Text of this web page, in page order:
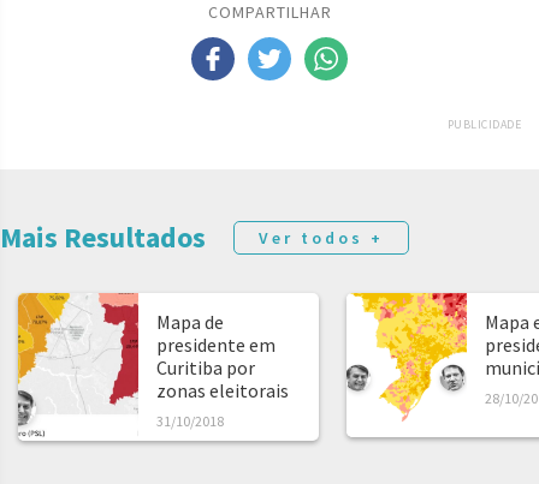
COMPARTILHAR
PUBLICIDADE
Mais Resultados Ver todos +
Mapa de
presidente em
Curitiba por
zonas eleitorais
31/10/2018
Mapa
28/10/